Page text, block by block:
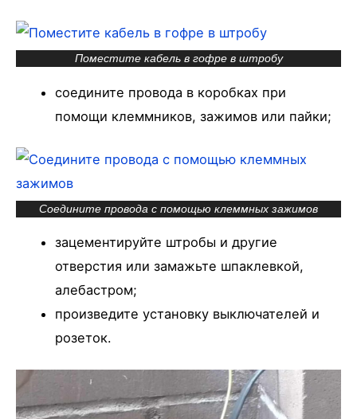
Поместите кабель в гофре в штробу
соедините провода в коробках при
помощи клеммников, зажимов или пайки;
Соедините провода с помощью клеммных зажимов
зацементируйте штробы и другие
отверстия или замажьте шпаклевкой,
алебастром;
произведите установку выключателей и
розеток.